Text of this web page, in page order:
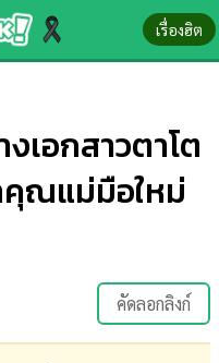
เรื่องฮิต
เอกสาวตาโต
ณแม่มือใหม่
คัดลอกลิงก์